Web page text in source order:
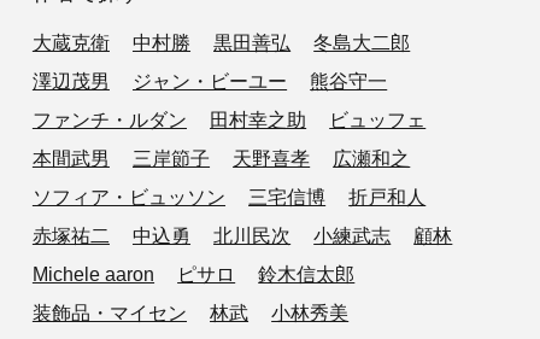
大蔵克衛 中村勝 黒田善弘
冬島大二郎
澤辺茂男
ジャン・ビーユー
熊谷守一
ファンチ・ルダン
田村幸之助
ビュッフェ
本間武男
三岸節子 天野喜孝
広瀬和之
ソフィア・ビュッソン
三宅信博
折戸和人
赤塚祐二
中込勇 北川民次 小練武志
顧林
Michele aaron
ピサロ
鈴木信太郎
装飾品・マイセン
林武
小林秀美